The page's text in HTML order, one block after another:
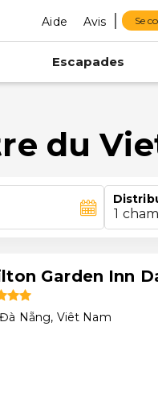
Aide Avis Se
Escapades
du
1
Garden Inn
Đà Nẵng, Viêt Nam